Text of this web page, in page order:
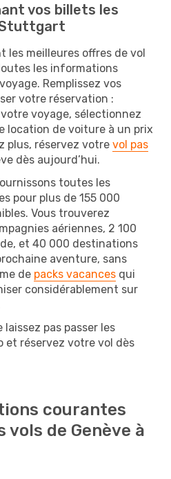
vos billets les
Stuttgart
les meilleures offres de vol
les informations
Remplissez vos
votre réservation :
voyage, sélectionnez
location de voiture à un prix
plus, réservez votre vol pas
dès aujourd’hui.
toutes les
pour plus de 155 000
Vous trouverez
aériennes, 2 100
et 40 000 destinations
aventure, sans
de packs vacances qui
considérablement sur
laissez pas passer les
et réservez votre vol dès
courantes
de Genève à